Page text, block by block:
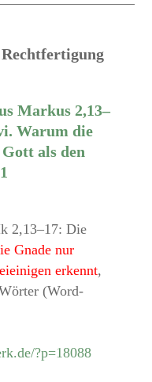
Markus 2,13–
Warum die
als den
2,13–17: Die
Gnade nur
erkennt,
(Word-
?p=18088